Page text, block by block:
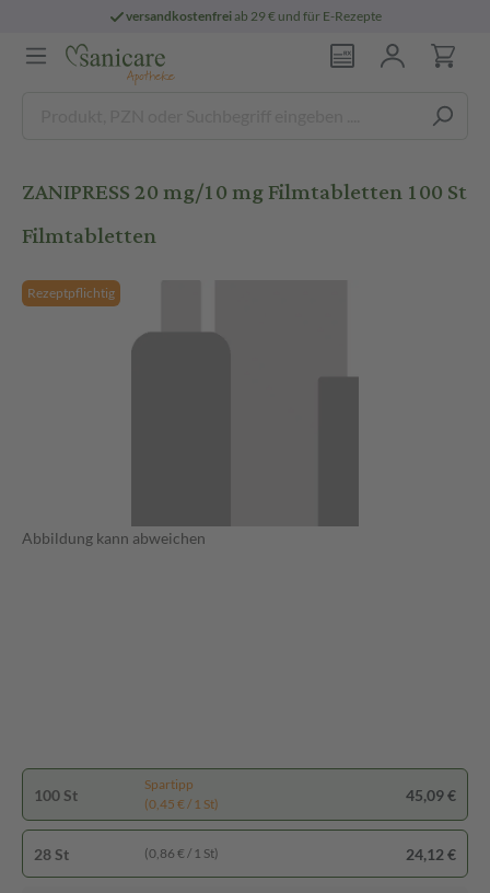
versandkostenfreiab 29 € und für E-Rezepte
ZANIPRESS 20 mg/10 mg Filmtabletten 100 St
Filmtabletten
Rezeptpflichtig
Abbildung kann abweichen
100 St
Spartipp
(0,45 € / 1 St)
45,09 €
28 St (0,86 € / 1 St) 24,12 €